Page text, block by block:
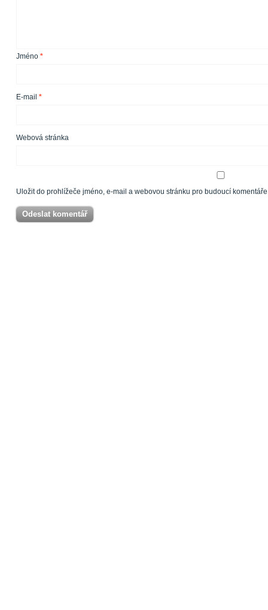
Jméno *
E-mail *
Webová stránka
Uložit do prohlížeče jméno, e-mail a webovou stránku pro budoucí